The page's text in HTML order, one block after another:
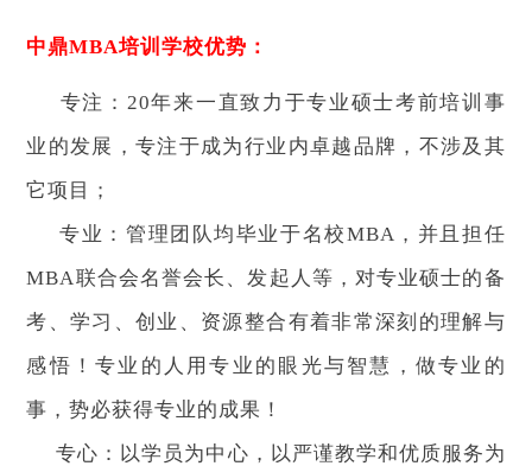
中鼎MBA培训学校优势：
专注：20年来一直致力于专业硕士考前培训事
业的发展，专注于成为行业内卓越品牌，不涉及其
它项目；
专业：管理团队均毕业于名校MBA，并且担任
MBA联合会名誉会长、发起人等，对专业硕士的备
考、学习、创业、资源整合有着非常深刻的理解与
感悟！专业的人用专业的眼光与智慧，做专业的
事，势必获得专业的成果！
专心：以学员为中心，以严谨教学和优质服务为